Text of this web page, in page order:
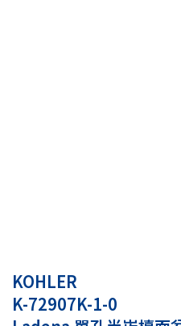
KOHLER
K-72907K-1-0